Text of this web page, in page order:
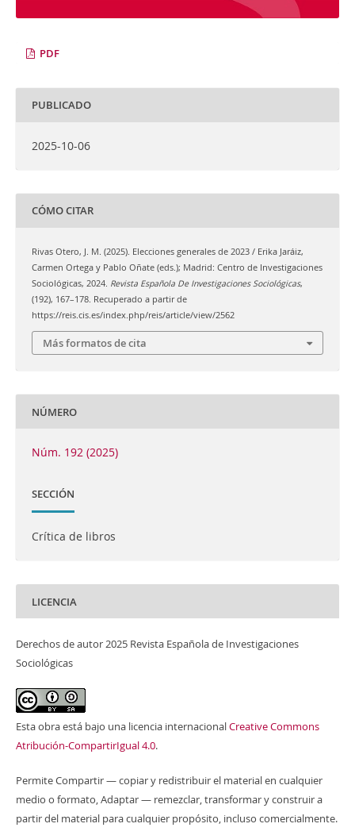
PDF
PUBLICADO
2025-10-06
CÓMO CITAR
Rivas Otero, J. M. (2025). Elecciones generales de 2023 / Erika Jaráiz,
Carmen Ortega y Pablo Oñate (eds.); Madrid: Centro de Investigaciones
Sociológicas, 2024. Revista Española De Investigaciones Sociológicas,
(192), 167–178. Recuperado a partir de
https://reis.cis.es/index.php/reis/article/view/2562
Más formatos de cita
NÚMERO
Núm. 192 (2025)
SECCIÓN
Crítica de libros
LICENCIA
Derechos de autor 2025 Revista Española de Investigaciones
Sociológicas
Esta obra está bajo una licencia internacionalCreative Commons
Atribución-CompartirIgual 4.0.
Permite Compartir — copiar y redistribuir el material en cualquier
medio o formato, Adaptar — remezclar, transformar y construir a
partir del material para cualquier propósito, incluso comercialmente.